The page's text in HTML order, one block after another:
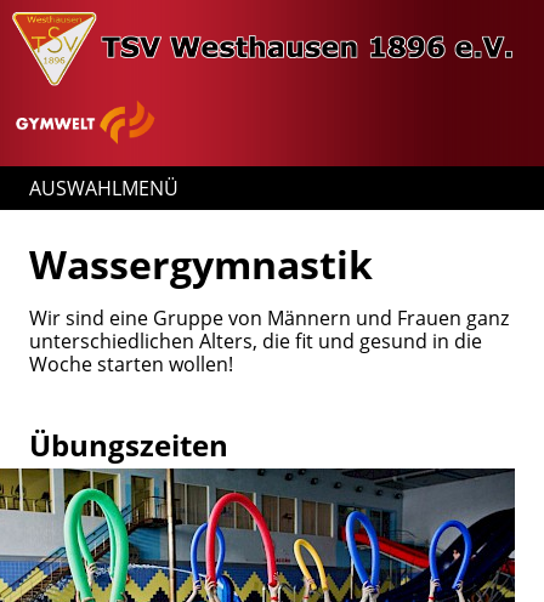
AUSWAHLMENÜ
Wassergymnastik
Wir sind eine Gruppe von Männern und Frauen ganz
unterschiedlichen Alters, die fit und gesund in die
Woche starten wollen!
Übungszeiten